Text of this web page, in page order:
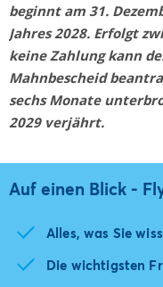
beginnt am 31.
Jahres 2028. Erfolgt
keine Zahlung kann
Mahnbescheid
sechs Monate
2029 verjährt.
Auf einen Blick -
Alles, was Sie
Die wichtigsten